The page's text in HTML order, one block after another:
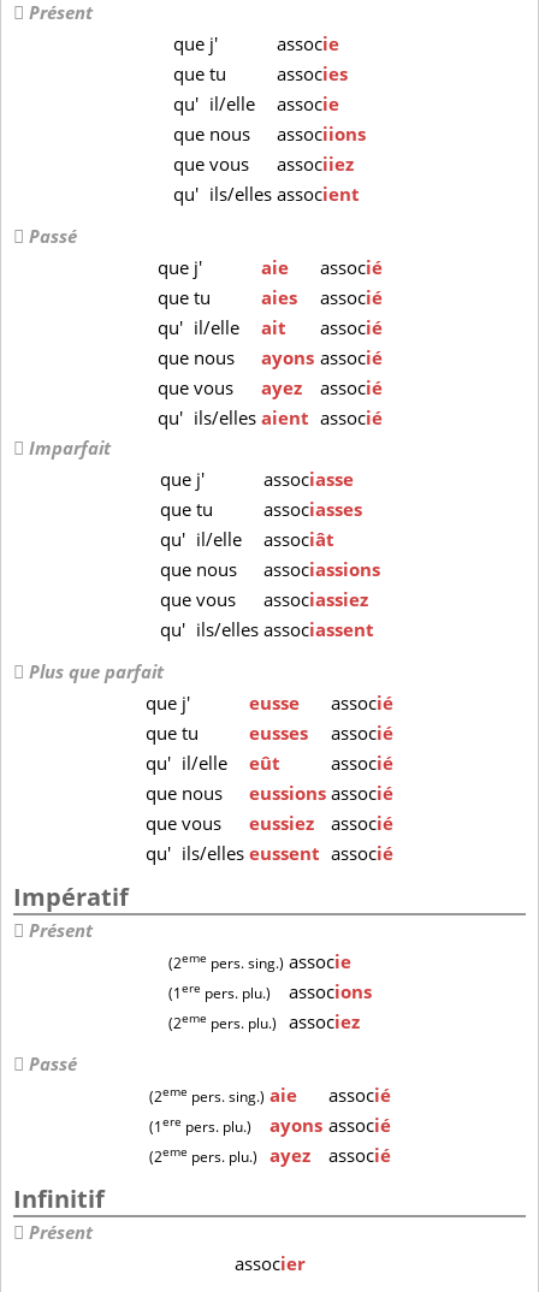
Présent
que j' associe
quetu associes
qu' il/elle associe
que nous associions
quevous associiez
qu' ils/ellesassocient
Passé
que j' aie associé
que tu aies associé
qu' il/elle ait associé
que nous ayons associé
que vous ayez associé
qu' ils/elles aient associé
Imparfait
que j' associasse
que tu associasses
qu' il/elle associât
que nous associassions
que vous associassiez
qu' ils/elles associassent
Plus que parfait
que j' eusse associé
quetu eusses associé
qu' il/elle eût associé
que nous eussionsassocié
quevous eussiez associé
qu' ils/elleseussent associé
Impératif
Présent
(2eme pers. sing.) associe
(1ere pers. plu.) associons
(2eme pers. plu.) associez
Passé
(2eme pers. sing.) aie associé
(1ere pers. plu.) ayons associé
(2eme pers. plu.) ayez associé
Infinitif
Présent
associer